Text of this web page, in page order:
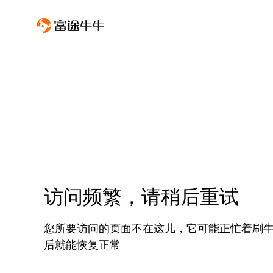
访问频繁，请稍后重试
您所要访问的页面不在这儿，它可能正忙着刷
后就能恢复正常